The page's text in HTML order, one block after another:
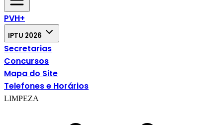
PVH+
IPTU 2026
Secretarias
Concursos
Mapa do Site
Telefones e Horários
LIMPEZA